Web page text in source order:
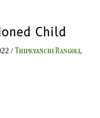
Child
/Thipkyanchi Rangoli,